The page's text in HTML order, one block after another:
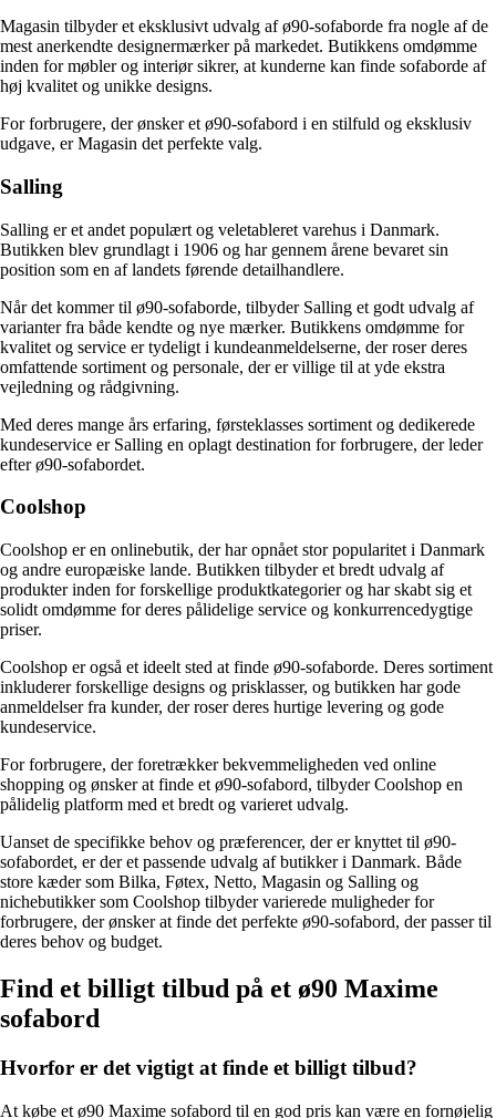
Magasin tilbyder et eksklusivt udvalg af ø90-sofaborde fra nogle af de
mest anerkendte designermærker på markedet. Butikkens omdømme
inden for møbler og interiør sikrer, at kunderne kan finde sofaborde af
høj kvalitet og unikke designs.
For forbrugere, der ønsker et ø90-sofabord i en stilfuld og eksklusiv
udgave, er Magasin det perfekte valg.
Salling
Salling er et andet populært og veletableret varehus i Danmark.
Butikken blev grundlagt i 1906 og har gennem årene bevaret sin
position som en af landets førende detailhandlere.
Når det kommer til ø90-sofaborde, tilbyder Salling et godt udvalg af
varianter fra både kendte og nye mærker. Butikkens omdømme for
kvalitet og service er tydeligt i kundeanmeldelserne, der roser deres
omfattende sortiment og personale, der er villige til at yde ekstra
vejledning og rådgivning.
Med deres mange års erfaring, førsteklasses sortiment og dedikerede
kundeservice er Salling en oplagt destination for forbrugere, der leder
efter ø90-sofabordet.
Coolshop
Coolshop er en onlinebutik, der har opnået stor popularitet i Danmark
og andre europæiske lande. Butikken tilbyder et bredt udvalg af
produkter inden for forskellige produktkategorier og har skabt sig et
solidt omdømme for deres pålidelige service og konkurrencedygtige
priser.
Coolshop er også et ideelt sted at finde ø90-sofaborde. Deres sortiment
inkluderer forskellige designs og prisklasser, og butikken har gode
anmeldelser fra kunder, der roser deres hurtige levering og gode
kundeservice.
For forbrugere, der foretrækker bekvemmeligheden ved online
shopping og ønsker at finde et ø90-sofabord, tilbyder Coolshop en
pålidelig platform med et bredt og varieret udvalg.
Uanset de specifikke behov og præferencer, der er knyttet til ø90-
sofabordet, er der et passende udvalg af butikker i Danmark. Både
store kæder som Bilka, Føtex, Netto, Magasin og Salling og
nichebutikker som Coolshop tilbyder varierede muligheder for
forbrugere, der ønsker at finde det perfekte ø90-sofabord, der passer til
deres behov og budget.
Find et billigt tilbud på et ø90 Maxime
sofabord
Hvorfor er det vigtigt at finde et billigt tilbud?
At købe et ø90 Maxime sofabord til en god pris kan være en fornøjelig